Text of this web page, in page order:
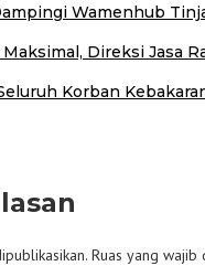
Wamenhub
Direksi Jasa
Korban
Ruas yang wajib